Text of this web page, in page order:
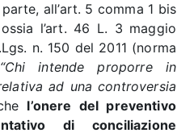
all’art. 5 comma 1 bis
l’art. 46 L. 3 maggio
n. 150 del 2011 (norma
“Chi intende proporre in
ad una controversia
l’onere del preventivo
di conciliazione